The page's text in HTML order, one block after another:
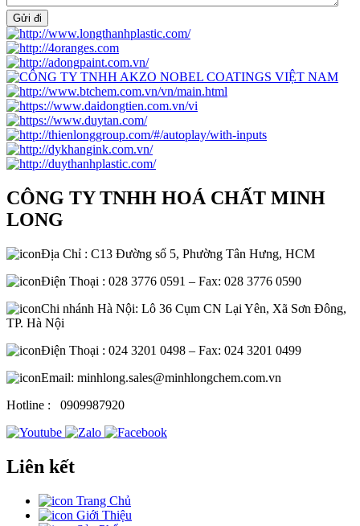
Gửi đi
CÔNG TY TNHH HOÁ CHẤT MINH
LONG
Địa Chỉ : C13 Đường số 5, Phường Tân Hưng, HCM
Điện Thoại : 028 3776 0591 – Fax: 028 3776 0590
Chi nhánh Hà Nội: Lô 36 Cụm CN Lại Yên, Xã Sơn Đông,
TP. Hà Nội
Điện Thoại : 024 3201 0498 – Fax: 024 3201 0499
Email: minhlong.sales@minhlongchem.com.vn
Hotline :
0909987920
Liên kết
Trang Chủ
Giới Thiệu